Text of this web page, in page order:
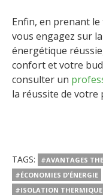
Enfin, en prenant le
vous engagez sur
énergétique
confort et votre
consulter un
la réussite de votre
TAGS: #AVANTAGES
#ÉCONOMIES D'ÉNERGIE
#ISOLATION THERMIQUE